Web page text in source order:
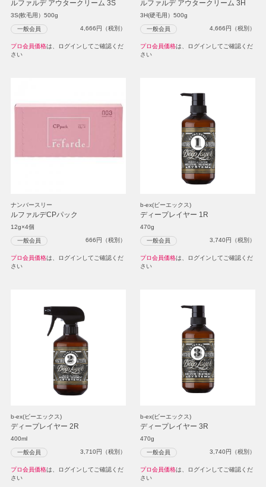
ルファルデ アウタークリーム 3S
3S(軟毛用）500g
一般会員 4,666円（税別）
プロ会員価格は、ログインしてご確認くだ
さい
ルファルデ アウタークリーム 3H
3H(硬毛用）500g
一般会員 4,666円（税別）
プロ会員価格は、ログインしてご確認くだ
さい
ナンバースリー
ルファルデCPパック
12g×4個
一般会員 666円（税別）
プロ会員価格は、ログインしてご確認くだ
さい
b-ex(ビーエックス)
ディープレイヤー 1R
470g
一般会員 3,740円（税別）
プロ会員価格は、ログインしてご確認くだ
さい
b-ex(ビーエックス)
ディープレイヤー 2R
400ml
一般会員 3,710円（税別）
プロ会員価格は、ログインしてご確認くだ
さい
b-ex(ビーエックス)
ディープレイヤー 3R
470g
一般会員 3,740円（税別）
プロ会員価格は、ログインしてご確認くだ
さい